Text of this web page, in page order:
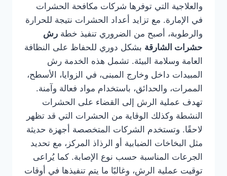
والعلاجية التي توفرها شركات مكافحة الحشرات
في الإمارة. مع تزايد أعداد الحشرات نتيجة للحرارة
والرطوبة، أصبح من الضروري تنفيذ خطة رش
حشرات الشارقة بشكل دوري للحفاظ على النظافة
العامة وسلامة البيئة. تشمل هذه الخدمة رش
المبيدات داخل وخارج المبنى، في الزوايا، الأسطح،
الممرات، والحدائق، باستخدام مواد فعالة وآمنة.
تهدف عملية الرش إلى القضاء على الحشرات
النشطة وكذلك الوقاية من الحشرات التي قد تظهر
لاحقًا. وتستخدم الشركات المتخصصة أجهزة حديثة
مثل البخاخات الضبابية أو الرذاذ المركز، مع تحديد
الجرعات المناسبة حسب نوع الإصابة. كما يُراعى
توقيت عملية الرش، وغالبًا ما يتم تنفيذها في أوقات